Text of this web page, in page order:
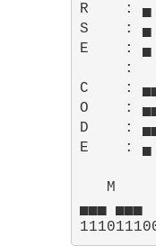
R    : ▄
S    : ▄
E    :
:
C    :
O    :
D    :
E    :
M
▄▄▄